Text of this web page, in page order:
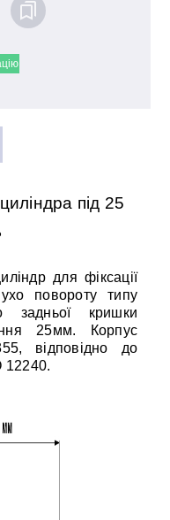
під 25
для фіксації
повороту типу
задньої кришки
25мм. Корпус
відповідно до
12240.